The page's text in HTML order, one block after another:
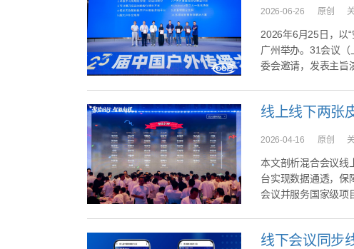
2026-06-26 原创
2026年6月25日，以
广州举办。31会议
委会邀请，发表主旨
2026-04-16 原创
本文剖析混合会议线
台实现数据通透，保
会议并服务国家级项
线下会议同步